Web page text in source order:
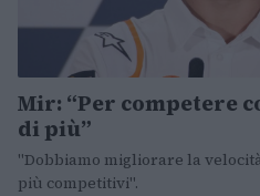
Mir: “Per competere
di più”
"Dobbiamo migliorare la
più competitivi".